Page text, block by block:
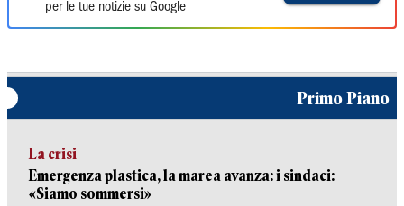
per le tue notizie su Google
Primo Piano
La crisi
Emergenza plastica, la marea avanza: i sindaci:
«Siamo sommersi»